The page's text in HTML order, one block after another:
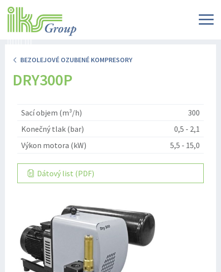
BEZOLEJOVÉ OZUBENÉ KOMPRESORY
DRY300P
Sací objem (m³/h)
300
Konečný tlak (bar)
0,5 - 2,1
Výkon motora (kW)
5,5 - 15,0
Dátový list (PDF)